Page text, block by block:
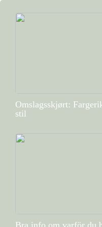
Omslagsskjørt:
stil
Bra info om varför du